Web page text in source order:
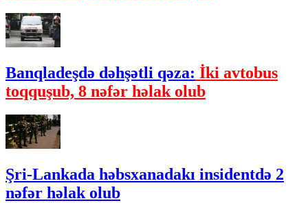
Banqladeşdə dəhşətli qəza: İki avtobus
toqquşub, 8 nəfər həlak olub
Şri-Lankada həbsxanadakı insidentdə 2
nəfər həlak olub